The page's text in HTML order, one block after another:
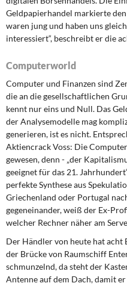
Kontakt
Geldpapierhandel markierte
waren jung und haben uns
interessiert“, beschreibt er die
Computerworld
Computer und Finanzen sind
die an die gesellschaftlichen
kennt nur eins und Null. Das
der Analysemodelle mag
generieren, ist es nicht.
Aktiencrack Voss: Die
gewesen, denn - „der
geeignet für das 21.
perfekte Synthese aus
Griechenland oder Portugal
gegeneinander, weiß der Ex-
welcher Rechner näher am
Der Händler von heute hat
der Brücke von Raumschiff
schmunzelnd, da steht der
Antenne auf dem Dach, damit